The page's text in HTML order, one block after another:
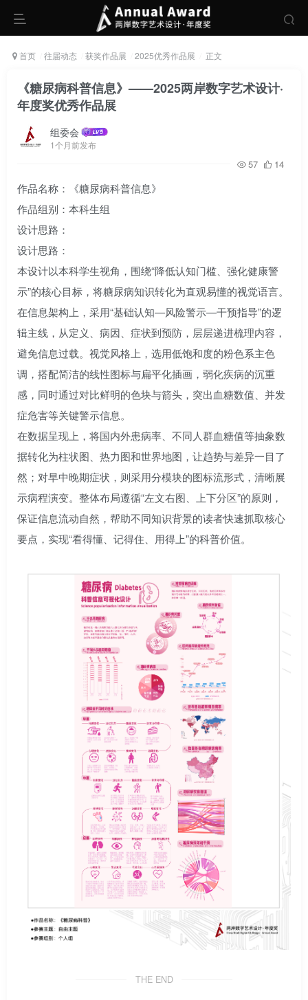
首页 往届动态 获奖作品展 2025优秀作品展 正文
《糖尿病科普信息》——2025两岸数字艺术设计·
年度奖优秀作品展
组委会
1个月前发布
57 14
作品名称：《糖尿病科普信息》
作品组别：本科生组
设计思路：
设计思路：
本设计以本科学生视角，围绕“降低认知门槛、强化健康警
示”的核心目标，将糖尿病知识转化为直观易懂的视觉语言。
在信息架构上，采用“基础认知—风险警示—干预指导”的逻
辑主线，从定义、病因、症状到预防，层层递进梳理内容，
避免信息过载。视觉风格上，选用低饱和度的粉色系主色
调，搭配简洁的线性图标与扁平化插画，弱化疾病的沉重
感，同时通过对比鲜明的色块与箭头，突出血糖数值、并发
症危害等关键警示信息。
在数据呈现上，将国内外患病率、不同人群血糖值等抽象数
据转化为柱状图、热力图和世界地图，让趋势与差异一目了
然；对早中晚期症状，则采用分模块的图标流形式，清晰展
示病程演变。整体布局遵循“左文右图、上下分区”的原则，
保证信息流动自然，帮助不同知识背景的读者快速抓取核心
要点，实现“看得懂、记得住、用得上”的科普价值。
THE END